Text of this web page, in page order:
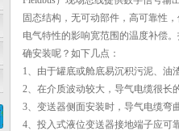
固态结构，无可动部件，高可靠性
电气特性的影响宽范围的温度补偿
确安装呢？如下几点：
1、由于罐底或舱底易沉积污泥、油
2、在介质波动较大，导气电缆很长
3、变送器侧面安装时，导气电缆弯
4、投入式液位变送器接地端子应可